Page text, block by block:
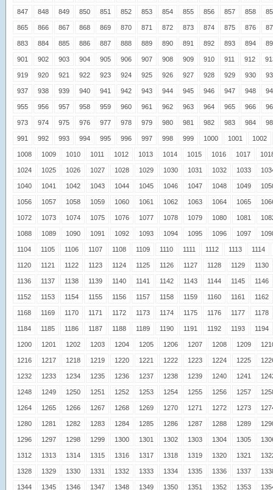
847 848 849 850 851 852 853 854 855 856 857 858
865 866 867 868 869 870 871 872 873 874 875 876
883 884 885 886 887 888 889 890 891 892 893 894
901 902 903 904 905 906 907 908 909 910 911 912
919 920 921 922 923 924 925 926 927 928 929 930
937 938 939 940 941 942 943 944 945 946 947 948
955 956 957 958 959 960 961 962 963 964 965 966
973 974 975 976 977 978 979 980 981 982 983 984
991 992 993 994 995 996 997 998 999 1000 1001 1002
1008 1009 1010 1011 1012 1013 1014 1015 1016 1017
1024 1025 1026 1027 1028 1029 1030 1031 1032 1033
1040 1041 1042 1043 1044 1045 1046 1047 1048 1049
1056 1057 1058 1059 1060 1061 1062 1063 1064 1065
1072 1073 1074 1075 1076 1077 1078 1079 1080 1081
1088 1089 1090 1091 1092 1093 1094 1095 1096 1097
1104 1105 1106 1107 1108 1109 1110 1111 1112 1113 1114
1120 1121 1122 1123 1124 1125 1126 1127 1128 1129 1130
1136 1137 1138 1139 1140 1141 1142 1143 1144 1145 1146
1152 1153 1154 1155 1156 1157 1158 1159 1160 1161 1162
1168 1169 1170 1171 1172 1173 1174 1175 1176 1177 1178
1184 1185 1186 1187 1188 1189 1190 1191 1192 1193 1194
1200 1201 1202 1203 1204 1205 1206 1207 1208 1209
1216 1217 1218 1219 1220 1221 1222 1223 1224 1225
1232 1233 1234 1235 1236 1237 1238 1239 1240 1241
1248 1249 1250 1251 1252 1253 1254 1255 1256 1257
1264 1265 1266 1267 1268 1269 1270 1271 1272 1273
1280 1281 1282 1283 1284 1285 1286 1287 1288 1289
1296 1297 1298 1299 1300 1301 1302 1303 1304 1305
1312 1313 1314 1315 1316 1317 1318 1319 1320 1321
1328 1329 1330 1331 1332 1333 1334 1335 1336 1337
1344 1345 1346 1347 1348 1349 1350 1351 1352 1353